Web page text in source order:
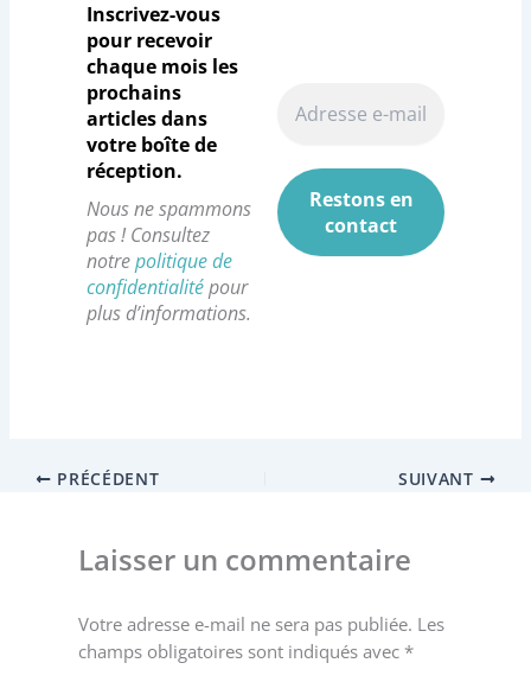
Inscrivez-vous
pour recevoir
chaque mois les
prochains
articles dans
votre boîte de
réception.
Nous ne spammons
pas ! Consultez
notrepolitique de
confidentialitépour
plus d’informations.
PRÉCÉDENT SUIVANT
Laisser un commentaire
Votre adresse e-mail ne sera pas publiée. Les
champs obligatoires sont indiqués avec *